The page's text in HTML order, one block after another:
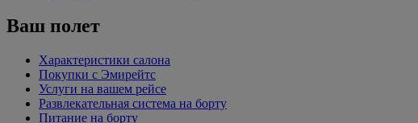
Ваш полет
Характеристики салона
Покупки с Эмирейтс
Услуги на вашем рейсе
Развлекательная система на борту
Питание на борту